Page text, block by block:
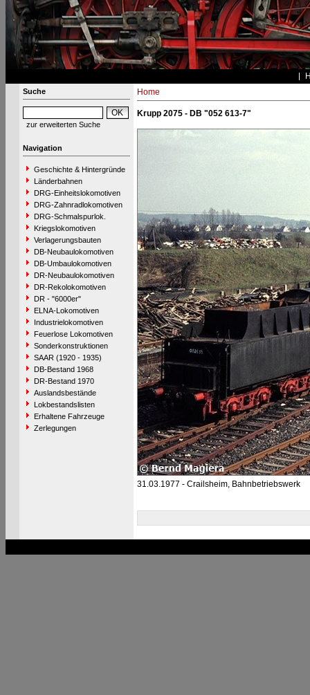
Suche
zur erweiterten Suche
Navigation
Geschichte & Hintergründe
Länderbahnen
DRG-Einheitslokomotiven
DRG-Zahnradlokomotiven
DRG-Schmalspurlok.
Kriegslokomotiven
Verlagerungsbauten
DB-Neubaulokomotiven
DB-Umbaulokomotiven
DR-Neubaulokomotiven
DR-Rekolokomotiven
DR - "6000er"
ELNA-Lokomotiven
Industrielokomotiven
Feuerlose Lokomotiven
Sonderkonstruktionen
SAAR (1920 - 1935)
DB-Bestand 1968
DR-Bestand 1970
Auslandsbestände
Lokbestandslisten
Erhaltene Fahrzeuge
Zerlegungen
Home
Krupp 2075 - DB "052 613-7"
31.03.1977 - Crailsheim, Bahnbetriebswerk